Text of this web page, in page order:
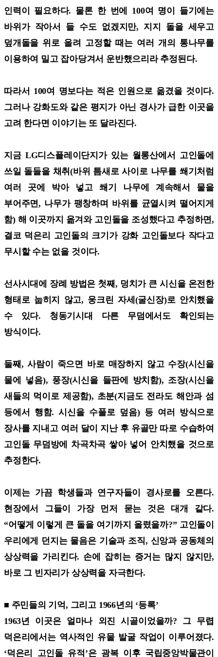
인력이 필요하다. 물론 한 번에 100여 명이 들기에는
바위가 작아서 들 수도 없겠지만, 지지 돌을 세우고
덮개돌을 위로 올려 고정할 때는 여러 개의 통나무를
이용하여 밀고 잡아당겨서 운반했으리라 추정된다.
따라서 100여 명보다는 적은 인원으로 옮겼을 것이다.
그러나 강화도와 같은 평지가 아닌 경사가 급한 이곳을
고려 한다면 이야기는 또 달라진다.
지금 LG디스플레이단지가 있는 월롱산에서 고인돌에
쓰일 돌들을 채취(바위 틈새로 사이로 나무를 쐐기처럼
여러 곳에 박아 넣고 쐐기 나무에 계속해서 물을
부어주면, 나무가 팽창하며 바위를 균열시켜 떨어지게
함) 해 이곳까지 옮겨와 고인돌을 조성했다고 추정하면,
결코 덕은리 고인돌의 크기가 강화 고인돌보다 작다고
무시할 수는 없을 것이다.
선사시대에 장례 방법은 첫째, 덩치가 큰 시신을 온전한
형태로 눕히지 않고, 웅크린 자세(굴신장)로 안치했을
수 있다. 청동기시대 다른 무덤에서도 확인되는
방식이다.
둘째, 사람이 죽으면 바로 매장하지 않고 수장(시신을
물에 넣음), 풍장(시신을 들판에 방치함), 조장(시신을
새들의 먹이로 제공함), 초분(지금도 전라도 해안과 섬
등에서 행함. 시신을 수풀로 덮음) 등 여러 방식으로
장사를 지내고 여러 달이 지난 후 유골만 따로 수습하여
고인돌 무덤방에 차곡차곡 쌓아 넣어 안치했을 것으로
추정한다.
이제는 가끔 학생들과 연구자들이 경사로를 오른다.
현장에서 그들이 가장 먼저 묻는 것은 대개 같다.
“어떻게 이렇게 큰 돌을 여기까지 올렸을까?” 고인돌이
우리에게 던지는 물음은 기술과 조직, 신앙과 공동체의
상상력을 가리킨다. 손에 잡히는 증거는 많지 않지만,
바로 그 빈자리가 상상력을 자극한다.
■ 주민들의 기억, 그리고 1966년의 ‘등록’
1963년 이곳은 얼마나 외진 시골이었을까? 그 무렵
덕은리에서는 역사적인 유물 발굴 작업이 이루어졌다.
‘덕은리 고인돌 유적’은 광복 이후 국립중앙박물관이